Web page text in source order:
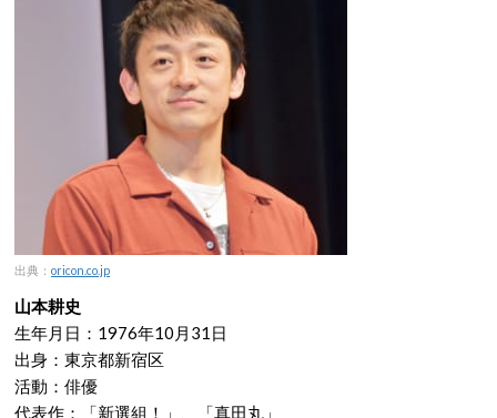
出典： oricon.co.jp
山本耕史
生年月日：1976年10月31日
出身：東京都新宿区
活動：俳優
代表作：「新選組！」、「真田丸」